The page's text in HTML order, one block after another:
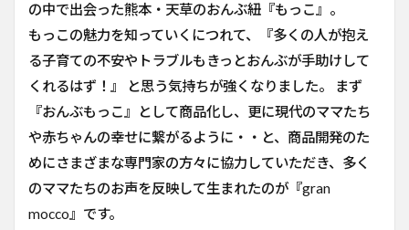
の中で出会った熊本・天草のおんぶ紐『もっこ』。
もっこの魅力を知っていくにつれて、『多くの人が抱え
る子育ての不安やトラブルもきっとおんぶが手助けして
くれるはず！』 と思う気持ちが強くなりました。 まず
『おんぶもっこ』として商品化し、更に現代のママたち
や赤ちゃんの幸せに繋がるように・・と、商品開発のた
めにさまざまな専門家の方々に協力していただき、多く
のママたちのお声を反映して生まれたのが『gran
mocco』です。